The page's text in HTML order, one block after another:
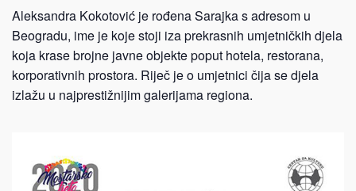
Aleksandra Kokotović je rođena Sarajka s adresom u
Beogradu, ime je koje stoji iza prekrasnih umjetničkih djela
koja krase brojne javne objekte poput hotela, restorana,
korporativnih prostora. Riječ je o umjetnici čija se djela
izlažu u najprestižnijim galerijama regiona.